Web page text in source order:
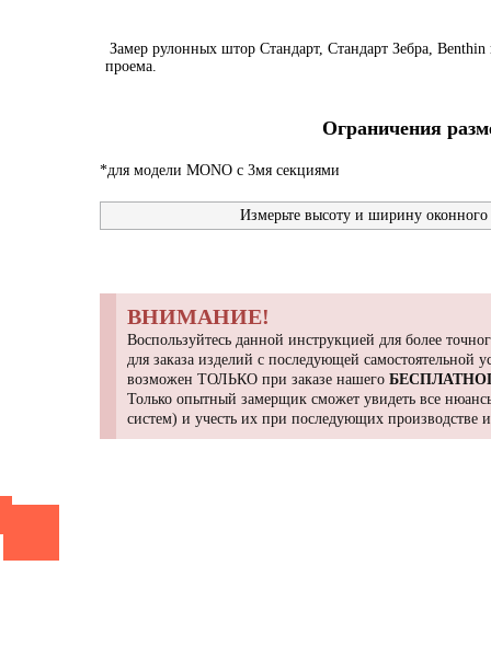
Замер рулонных штор Стандарт, Стандарт Зебра,
проема.
Ограничения
*для модели MONO с 3мя секциями
Измерьте высоту и ширину оконного
ВНИМАНИЕ!
Воспользуйтесь данной инструкцией для более
для заказа изделий с последующей
возможен ТОЛЬКО при заказе нашего
Только опытный замерщик сможет увидеть все
систем) и учесть их при последующих производстве